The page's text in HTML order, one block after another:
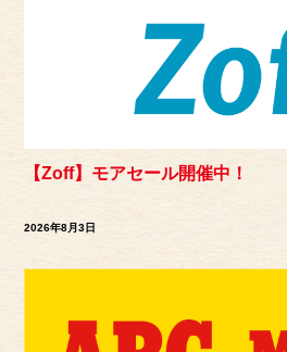
【Zoff】モアセール開催中！
2026年8月3日